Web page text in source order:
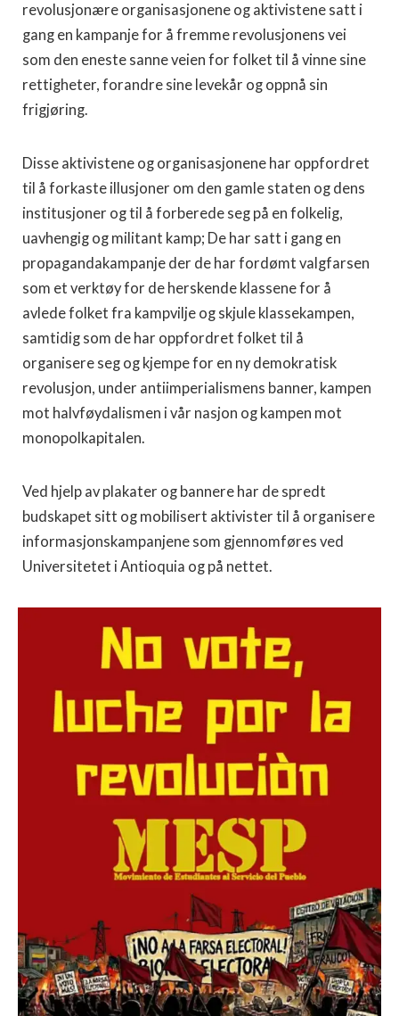
revolusjonære organisasjonene og aktivistene satt i
gang en kampanje for å fremme revolusjonens vei
som den eneste sanne veien for folket til å vinne sine
rettigheter, forandre sine levekår og oppnå sin
frigjøring.
Disse aktivistene og organisasjonene har oppfordret
til å forkaste illusjoner om den gamle staten og dens
institusjoner og til å forberede seg på en folkelig,
uavhengig og militant kamp; De har satt i gang en
propagandakampanje der de har fordømt valgfarsen
som et verktøy for de herskende klassene for å
avlede folket fra kampvilje og skjule klassekampen,
samtidig som de har oppfordret folket til å
organisere seg og kjempe for en ny demokratisk
revolusjon, under antiimperialismens banner, kampen
mot halvføydalismen i vår nasjon og kampen mot
monopolkapitalen.
Ved hjelp av plakater og bannere har de spredt
budskapet sitt og mobilisert aktivister til å organisere
informasjonskampanjene som gjennomføres ved
Universitetet i Antioquia og på nettet.